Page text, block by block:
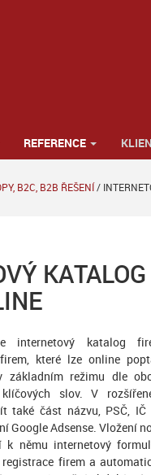
REFERENCE
B2C, B2B ŘEŠENÍ/
KATALOG
internetový katalog
které lze online
základním režimu dle
slov. V
také část názvu, PSČ, IČ
Google Adsense. Vložení
němu internetový
firem a